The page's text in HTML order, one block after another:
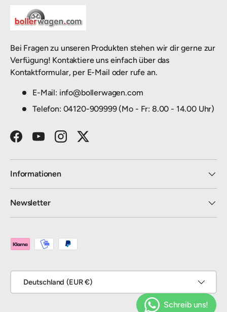
Bei Fragen zu unseren Produkten stehen wir dir gerne zur
Verfügung! Kontaktiere uns einfach über das
Kontaktformular, per E-Mail oder rufe an.
E-Mail: info@bollerwagen.com
Telefon: 04120-909999 (Mo - Fr: 8.00 - 14.00 Uhr)
FacebookYouTubeInstagramTwitter
Informationen
Newsletter
Zahlungsmethoden
Deutschland (EUR €)